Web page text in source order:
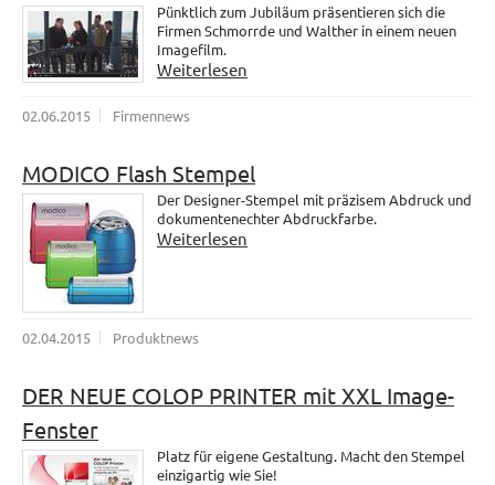
Pünktlich zum Jubiläum präsentieren sich die
Firmen Schmorrde und Walther in einem neuen
Imagefilm.
Weiterlesen
02.06.2015 Firmennews
MODICO Flash Stempel
Der Designer-Stempel mit präzisem Abdruck und
dokumentenechter Abdruckfarbe.
Weiterlesen
02.04.2015 Produktnews
DER NEUE COLOP PRINTER mit XXL Image-
Fenster
Platz für eigene Gestaltung. Macht den Stempel
einzigartig wie Sie!